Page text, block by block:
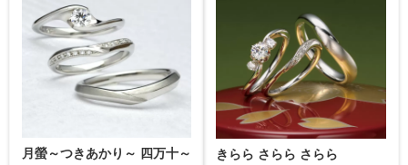
月螢～つきあかり～ 四万十～
きらら さらら さらら